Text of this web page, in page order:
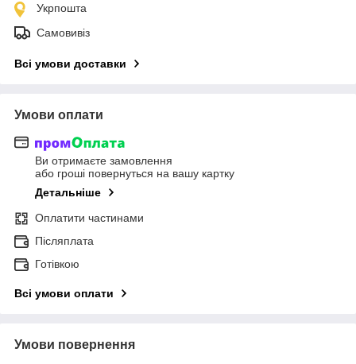
Укрпошта
Самовивіз
Всі умови доставки
Умови оплати
Ви отримаєте замовлення
або гроші повернуться на вашу картку
Детальніше
Оплатити частинами
Післяплата
Готівкою
Всі умови оплати
Умови повернення